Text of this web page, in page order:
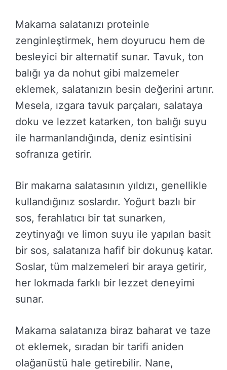
Makarna salatanızı proteinle
zenginleştirmek, hem doyurucu hem de
besleyici bir alternatif sunar. Tavuk, ton
balığı ya da nohut gibi malzemeler
eklemek, salatanızın besin değerini artırır.
Mesela, ızgara tavuk parçaları, salataya
doku ve lezzet katarken, ton balığı suyu
ile harmanlandığında, deniz esintisini
sofranıza getirir.
Bir makarna salatasının yıldızı, genellikle
kullandığınız soslardır. Yoğurt bazlı bir
sos, ferahlatıcı bir tat sunarken,
zeytinyağı ve limon suyu ile yapılan basit
bir sos, salatanıza hafif bir dokunuş katar.
Soslar, tüm malzemeleri bir araya getirir,
her lokmada farklı bir lezzet deneyimi
sunar.
Makarna salatanıza biraz baharat ve taze
ot eklemek, sıradan bir tarifi aniden
olağanüstü hale getirebilir. Nane,